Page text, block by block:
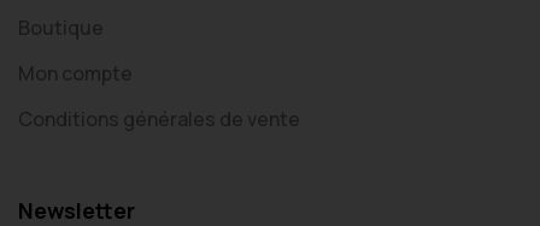
Boutique
Mon compte
Conditions générales de vente
Newsletter